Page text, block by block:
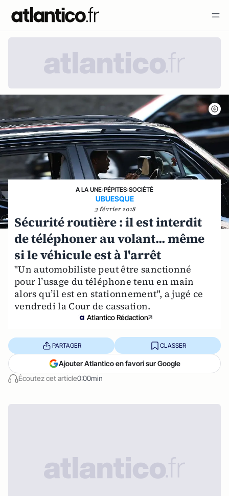
A LA UNE›PÉPITES›SOCIÉTÉ
UBUESQUE
3 février 2018
Sécurité routière : il est interdit
de téléphoner au volant... même
si le véhicule est à l'arrêt
"Un automobiliste peut être sanctionné
pour l’usage du téléphone tenu en main
alors qu’il est en stationnement", a jugé ce
vendredi la Cour de cassation.
Atlantico Rédaction
Écoutez cet article0:00min
PARTAGER CLASSER
Ajouter Atlantico en favori sur Google